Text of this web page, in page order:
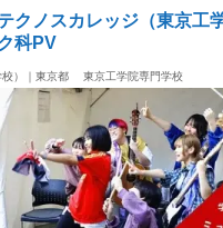
クノスカレッジ（東京工
科PV
）｜東京都 東京工学院専門学校